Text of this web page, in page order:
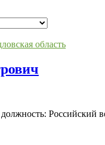
область
Российский